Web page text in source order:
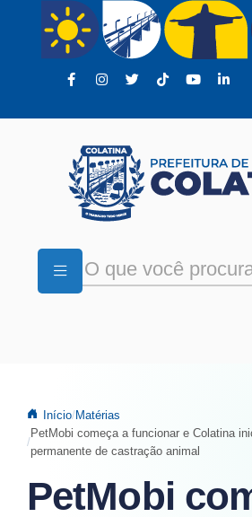
Pular para o conteúdo principal
Início Matérias
PetMobi começa a funcionar e Colatina
permanente de castração animal
PetMobi